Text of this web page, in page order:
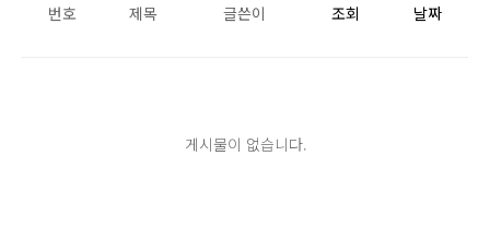
번호 제목 글쓴이 조회 날짜
게시물이 없습니다.